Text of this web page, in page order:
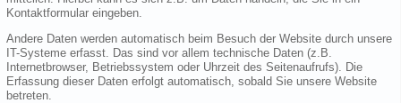
Kontaktformular eingeben.
Andere Daten werden automatisch beim Besuch der Website durch unsere
IT-Systeme erfasst. Das sind vor allem technische Daten (z.B.
Internetbrowser, Betriebssystem oder Uhrzeit des Seitenaufrufs). Die
Erfassung dieser Daten erfolgt automatisch, sobald Sie unsere Website
betreten.